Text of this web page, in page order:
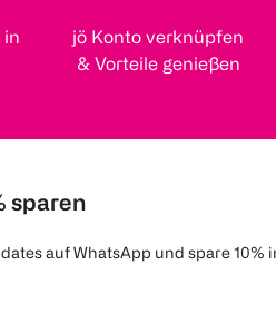
in
jö Konto verknüpfen
& Vorteile genießen
sparen
auf WhatsApp und spare 10%